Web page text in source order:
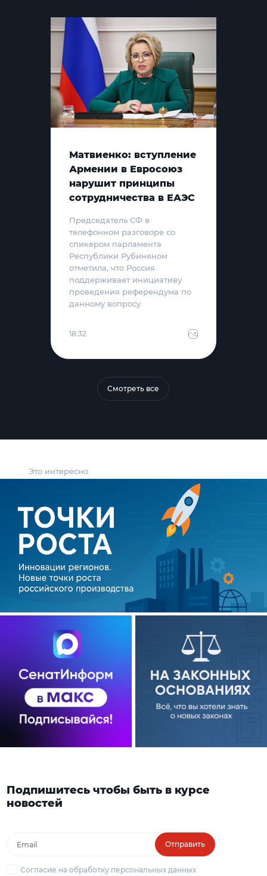
Это интересно
Матвиенко: вступление
Армении в Евросоюз
нарушит принципы
сотрудничества в ЕАЭС
Председатель СФ в
телефонном разговоре со
спикером парламента
Республики Рубиняном
отметила, что Россия
поддерживает инициативу
проведения референдума по
данному вопросу
18:32
Смотреть все
Подпишитесь чтобы быть в курсе
новостей
Отправить
Согласие на обработку персональных данных